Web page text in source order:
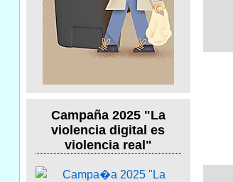
Campaña 2025 "La
violencia digital es
violencia real"